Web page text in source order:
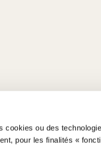
cookies ou des
pour les finalités «